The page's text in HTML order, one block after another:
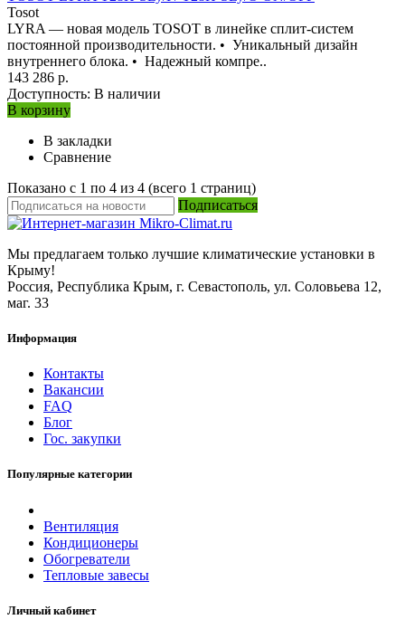
Tosot
LYRA — новая модель TOSOT в линейке сплит-систем
постоянной производительности. • Уникальный дизайн
внутреннего блока. • Надежный компре..
143 286 р.
Доступность: В наличии
В корзину
В закладки
Сравнение
Показано с 1 по 4 из 4 (всего 1 страниц)
Подписаться
Мы предлагаем только лучшие климатические установки в
Крыму!
Россия, Республика Крым, г. Севастополь, ул. Соловьева 12,
маг. 33
Информация
Контакты
Вакансии
FAQ
Блог
Гос. закупки
Популярные категории
Вентиляция
Кондиционеры
Обогреватели
Тепловые завесы
Личный кабинет